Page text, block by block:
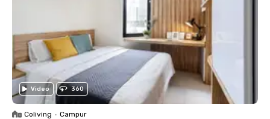
Video 360
Coliving • Campur